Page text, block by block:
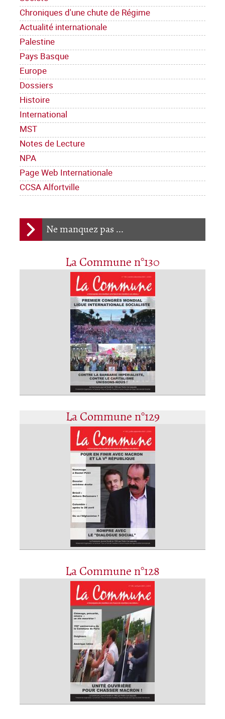
Chroniques d'une chute de Régime
Actualité internationale
Palestine
Pays Basque
Europe
Dossiers
Histoire
International
MST
Notes de Lecture
NPA
Page Web Internationale
CCSA Alfortville
Ne manquez pas ...
La Commune n°130
La Commune n°129
La Commune n°128